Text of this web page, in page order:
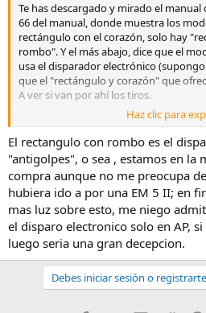
Te has descargado y mirado el manual
66 del manual, donde muestra los
rectángulo con el corazón, solo hay
rombo". Y el más abajo, dice que el
usa el disparador electrónico
que el "rectángulo y corazón" que
A ver si van por ahí los tiros.
Saludos
Haz clic para
El rectangulo con rombo es el
"antigolpes", o sea , estamos en la
compra aunque no me preocupa
hubiera ido a por una EM 5 II; en
mas luz sobre esto, me niego
el disparo electronico solo en AP,
luego seria una gran decepcion.
Debes iniciar sesión o